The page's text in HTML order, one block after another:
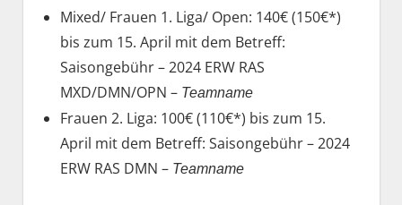
Mixed/ Frauen 1. Liga/ Open: 140€ (150€*)
bis zum 15. April mit dem Betreff:
Saisongebühr – 2024 ERW RAS
MXD/DMN/OPN – Teamname
Frauen 2. Liga: 100€ (110€*) bis zum 15.
April mit dem Betreff: Saisongebühr – 2024
ERW RAS DMN – Teamname